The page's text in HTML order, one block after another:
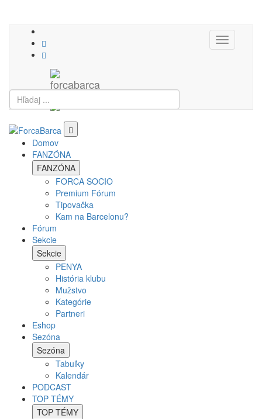
Toggle
navigation
Domov
FANZÓNA
FANZÓNA
FORCA SOCIO
Premium Fórum
Tipovačka
Kam na Barcelonu?
Fórum
Sekcie
Sekcie
PENYA
História klubu
Mužstvo
Kategórie
Partneri
Eshop
Sezóna
Sezóna
Tabuľky
Kalendár
PODCAST
TOP TÉMY
TOP TÉMY